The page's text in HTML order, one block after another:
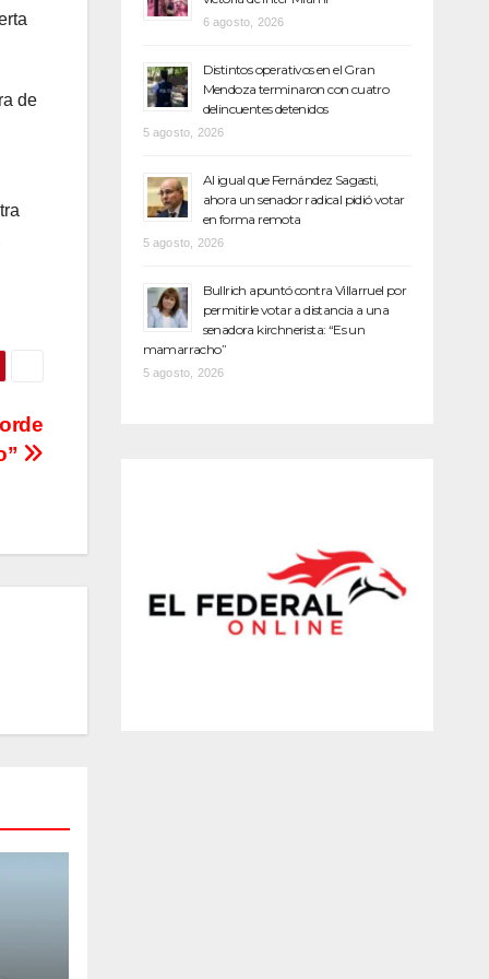
de
6 agosto, 2026
Distintos operativos en el Gran
Mendoza terminaron con cuatro
delincuentes detenidos
5 agosto, 2026
Al igual que Fernández Sagasti,
ahora un senador radical pidió votar
en forma remota
5 agosto, 2026
Bullrich apuntó contra Villarruel por
permitirle votar a distancia a una
senadora kirchnerista: “Es un
mamarracho”
5 agosto, 2026